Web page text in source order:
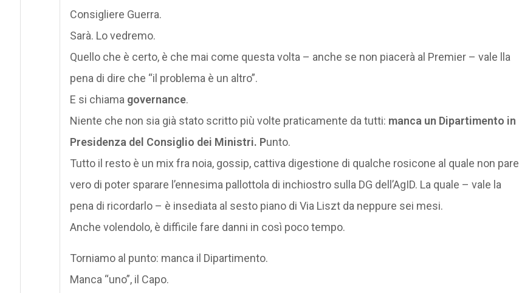
Consigliere Guerra.
Sarà. Lo vedremo.
Quello che è certo, è che mai come questa volta – anche se non piacerà al Premier – vale lla
pena di dire che “il problema è un altro”.
E si chiama governance.
Niente che non sia già stato scritto più volte praticamente da tutti: manca un Dipartimento in
Presidenza del Consiglio dei Ministri. Punto.
Tutto il resto è un mix fra noia, gossip, cattiva digestione di qualche rosicone al quale non pare
vero di poter sparare l’ennesima pallottola di inchiostro sulla DG dell’AgID. La quale – vale la
pena di ricordarlo – è insediata al sesto piano di Via Liszt da neppure sei mesi.
Anche volendolo, è difficile fare danni in così poco tempo.
Torniamo al punto: manca il Dipartimento.
Manca “uno”, il Capo.